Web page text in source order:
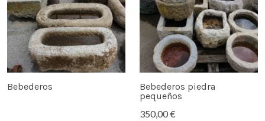
Bebederos
Bebederos piedra
pequeños
350,00 €